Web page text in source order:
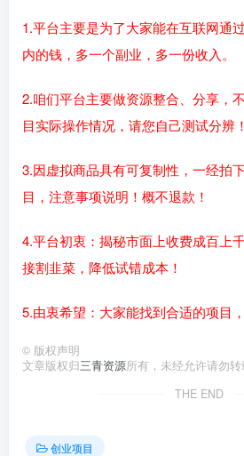
1.平台主要是为了大家能在互联网通
内的钱，多一个副业，多一份收入。
2.咱们平台主要做资源整合、分享，
目实际操作情况，请您自己测试分辨！
3.因虚拟商品具有可复制性，一经拍
目，注意事项说明！概不退款！
4.平台初衷：揭秘市面上收费成百上
接割韭菜，降低试错成本！
5.由衷希望：大家能找到合适的项目
© 版权声明
文章版权归三青资源所有，未经允许请勿转
THE END
创业项目